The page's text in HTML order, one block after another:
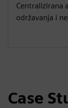
Centralizirana
održavanja i
Case